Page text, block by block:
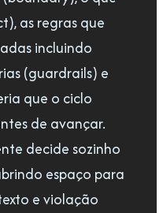
as regras que
incluindo
(guardrails) e
que o ciclo
de avançar.
decide sozinho
espaço para
e violação